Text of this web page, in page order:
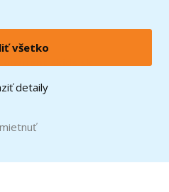
všetko
detaily
4kids.sk
známkami spoločnosti LEGO Group. ©
LEGO Group.
pre desktop
nákupe od